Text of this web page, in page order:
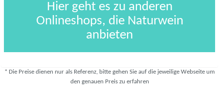
Hier geht es zu anderen
Onlineshops, die Naturwein
anbieten
* Die Preise dienen nur als Referenz, bitte gehen Sie auf die jeweilige Webseite um
den genauen Preis zu erfahren